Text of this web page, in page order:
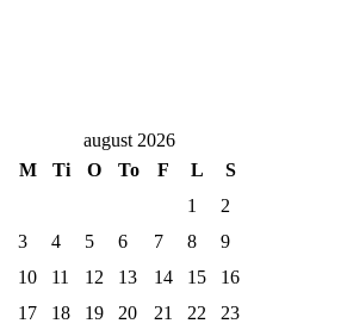
august 2026
M
Ti O To F L
S
1
2
3
4 5 6 7 8
9
10
11 12 13 14 15
16
17
18 19 20 21 22
23